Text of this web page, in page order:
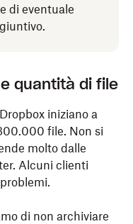
di eventuale
quantità di file
iniziano a
file. Non si
molto dalle
Alcuni clienti
di non archiviare